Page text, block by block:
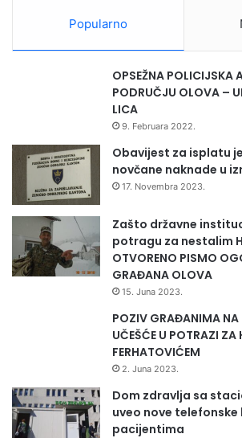
Popularno
OPSEŽNA POLICIJSKA
PODRUČJU OLOVA –
LICA
9. Februara 2022.
Obavijest za isplatu
novčane naknade u
17. Novembra 2023.
Zašto državne
potragu za nestalim
OTVORENO PISMO
GRAĐANA OLOVA
15. Juna 2023.
POZIV GRAĐANIMA
UČEŠĆE U POTRAZI
FERHATOVIĆEM
2. Juna 2023.
Dom zdravlja sa
uveo nove
pacijentima